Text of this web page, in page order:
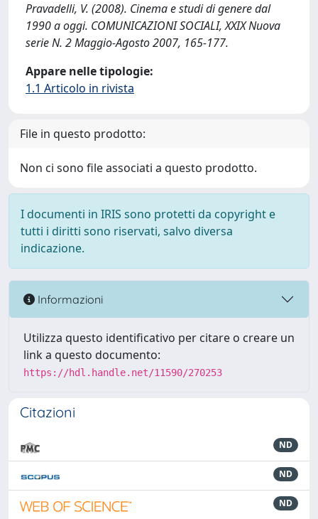
Pravadelli, V. (2008). Cinema e studi di genere dal
1990 a oggi. COMUNICAZIONI SOCIALI, XXIX Nuova
serie N. 2 Maggio-Agosto 2007, 165-177.
Appare nelle tipologie:
1.1 Articolo in rivista
File in questo prodotto:
Non ci sono file associati a questo prodotto.
I documenti in IRIS sono protetti da copyright e
tutti i diritti sono riservati, salvo diversa
indicazione.
Informazioni
Utilizza questo identificativo per citare o creare un
link a questo documento:
https://hdl.handle.net/11590/270253
Citazioni
ND
ND
ND